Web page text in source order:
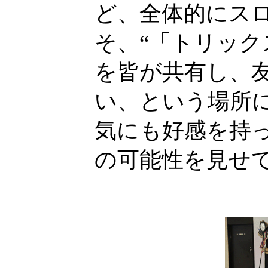
ど、全体的にス
そ、“「トリッ
を皆が共有し、
い、という場所
気にも好感を持
の可能性を見せ